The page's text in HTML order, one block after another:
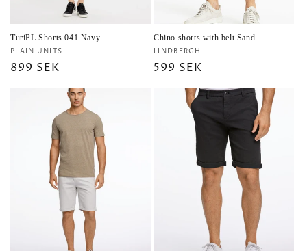
TuriPL Shorts 041 Navy
Säljare:
PLAIN UNITS
Ordinarie
899 SEK
Chino shorts with belt Sand
Säljare:
LINDBERGH
Ordinarie
599 SEK